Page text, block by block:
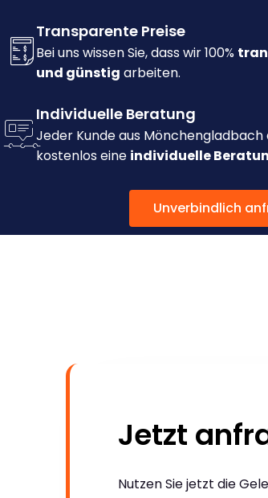
Transparente Preise
Bei uns wissen Sie, dass wir 100%
und günstig arbeiten.
Individuelle Beratung
Jeder Kunde aus
kostenlos eine individuelle
Unverbindlich
Jetzt
Nutzen Sie jetzt die